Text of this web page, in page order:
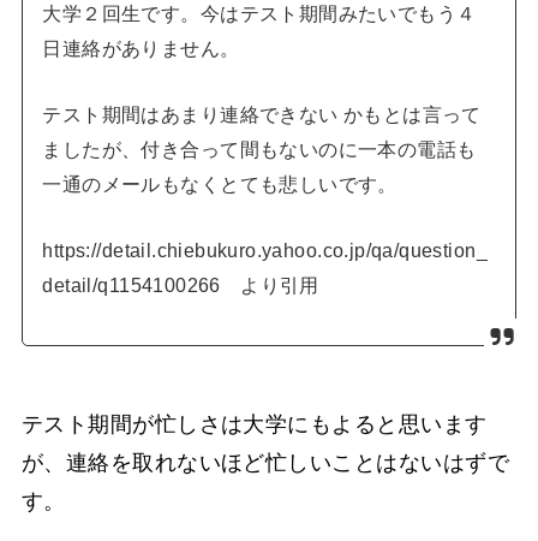
大学２回生です。今はテスト期間みたいでもう４
日連絡がありません。
テスト期間はあまり連絡できない かもとは言って
ましたが、付き合って間もないのに一本の電話も
一通のメールもなくとても悲しいです。
https://detail.chiebukuro.yahoo.co.jp/qa/question_
detail/q1154100266 より引用
テスト期間が忙しさは大学にもよると思います
が、連絡を取れないほど忙しいことはないはずで
す。